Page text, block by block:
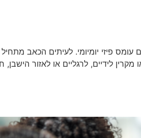
פיזי יומיומי. לעיתים הכאב
לידיים, לרגליים או לאזור הישבן,